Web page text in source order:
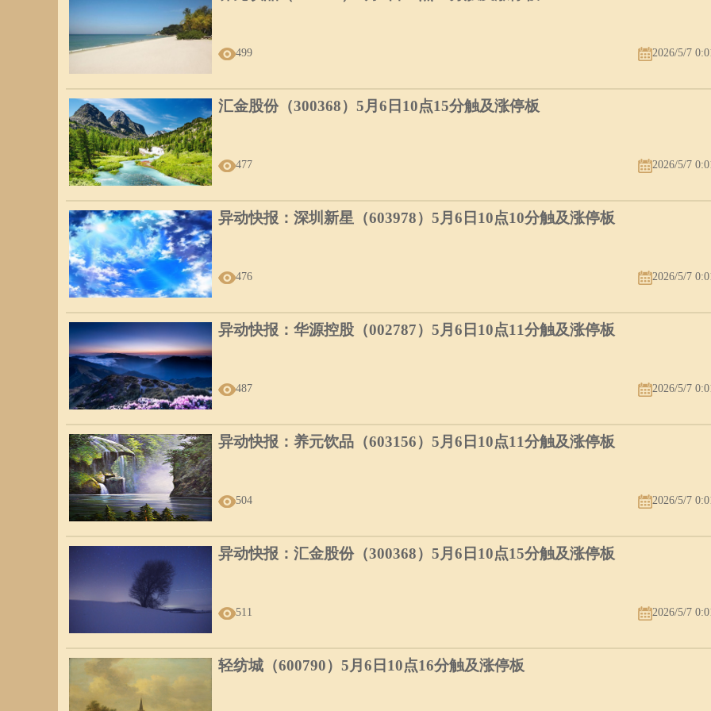
499 2026/5/7
汇金股份（300368）5月6日10点15分触及涨停板
477 2026/5/7
异动快报：深圳新星（603978）5月6日10点10分触及涨停板
476 2026/5/7
异动快报：华源控股（002787）5月6日10点11分触及涨停板
487 2026/5/7
异动快报：养元饮品（603156）5月6日10点11分触及涨停板
504 2026/5/7
异动快报：汇金股份（300368）5月6日10点15分触及涨停板
511 2026/5/7
轻纺城（600790）5月6日10点16分触及涨停板